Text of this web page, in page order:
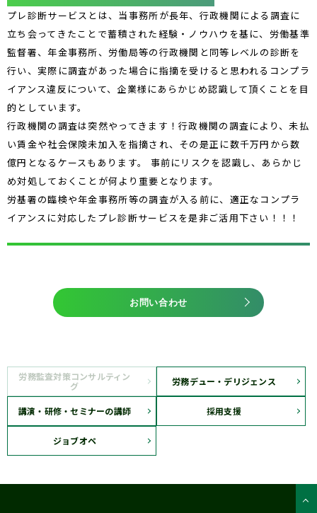
プレ診断サービスとは、当事務所が長年、行政機関による調査に
立ち会ってきたことで蓄積された経験・ノウハウを基に、労働基準
監督署、年金事務所、労働局等の行政機関と同等レベルの診断を
行い、実際に調査があった場合に指摘を受けると思われるコンプラ
イアンス違反について、企業様にあらかじめ認識して頂くことを目
的としています。
行政機関の調査は突然やってきます！行政機関の調査により、未払
い賃金や社会保険未加入を指摘され、その是正に数千万円から数
億円となるケースもあります。 事前にリスクを認識し、あらかじ
め対処しておくことが何より重要となります。
労基署の臨検や年金事務所等の調査が入る前に、適正なコンプラ
イアンスに対応したプレ診断サービスを是非ご活用下さい！！！
お問い合わせ
労務監査対策コンサルティン
グ
労務デュー・デリジェンス
講演・研修・セミナーの講師 採用支援
ジョブオペ